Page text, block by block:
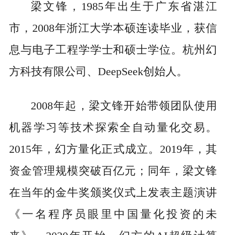
梁文锋，1985年出生于广东省湛江
市，2008年浙江大学本硕连读毕业，获信
息与电子工程学学士和硕士学位。杭州幻
方科技有限公司、DeepSeek创始人。
2008年起，梁文锋开始带领团队使用
机器学习等技术探索全自动量化交易。
2015年，幻方量化正式成立。2019年，其
资金管理规模突破百亿元；同年，梁文锋
在当年的金牛奖颁奖仪式上发表主题演讲
《一名程序员眼里中国量化投资的未